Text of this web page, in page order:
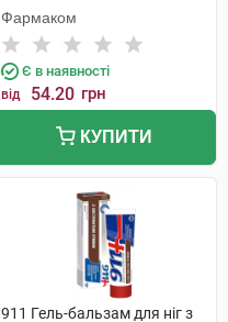
Фармаком
Є в наявності
від 54.20 грн
КУПИТИ
911 Гель-бальзам для ніг з